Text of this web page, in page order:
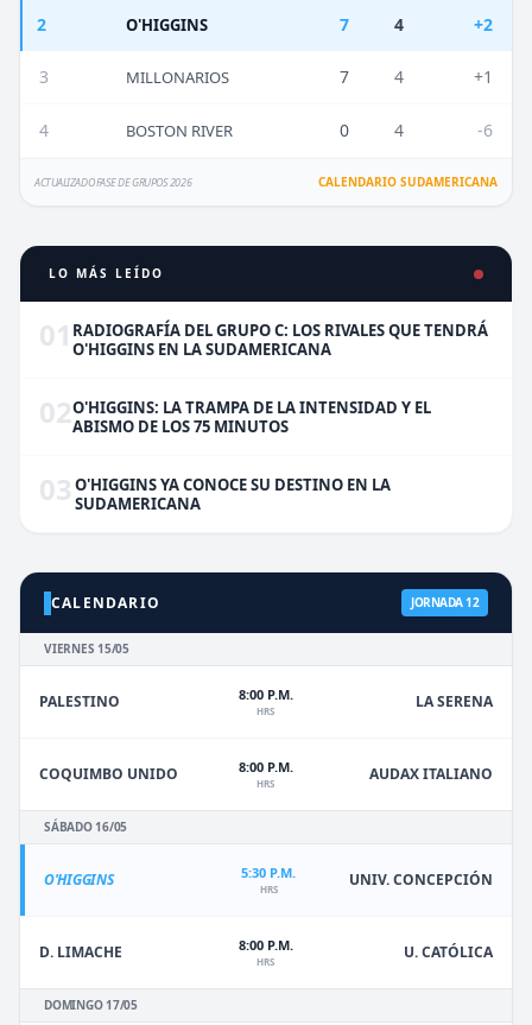
2 O'HIGGINS 7 4 +2
3 MILLONARIOS 7 4 +1
4 BOSTON RIVER 0 4 -6
ACTUALIZADO FASE DE GRUPOS 2026 CALENDARIO SUDAMERICANA
LO MÁS LEÍDO
01 RADIOGRAFÍA DEL GRUPO C: LOS RIVALES QUE TENDRÁ
O'HIGGINS EN LA SUDAMERICANA
02O'HIGGINS: LA TRAMPA DE LA INTENSIDAD Y EL
ABISMO DE LOS 75 MINUTOS
03 O'HIGGINS YA CONOCE SU DESTINO EN LA
SUDAMERICANA
CALENDARIO JORNADA 12
VIERNES 15/05
PALESTINO 8:00 P.M.
HRS LA SERENA
COQUIMBO UNIDO 8:00 P.M.
HRS AUDAX ITALIANO
SÁBADO 16/05
O'HIGGINS 5:30 P.M.
HRS UNIV. CONCEPCIÓN
D. LIMACHE 8:00 P.M.
HRS U. CATÓLICA
DOMINGO 17/05